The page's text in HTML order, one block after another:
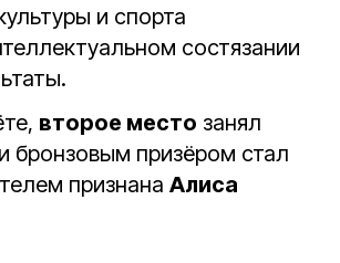
и спорта
состязании
второе место занял
бронзовым призёром стал
признана Алиса